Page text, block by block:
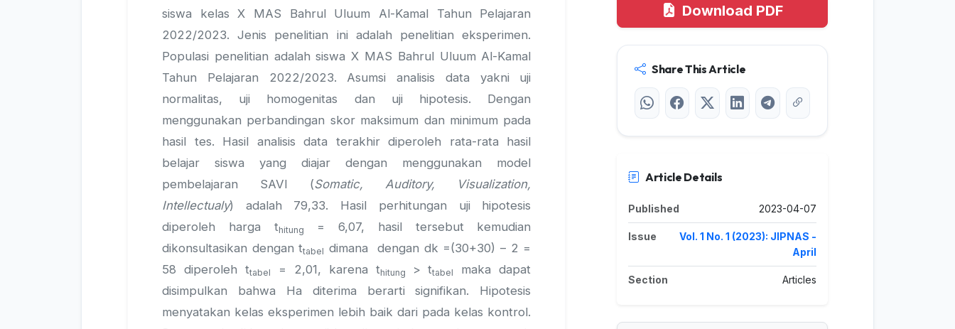
siswa kelas X MAS Bahrul Uluum Al-Kamal Tahun Pelajaran
2022/2023. Jenis penelitian ini adalah penelitian eksperimen.
Populasi penelitian adalah siswa X MAS Bahrul Uluum Al-Kamal
Tahun Pelajaran 2022/2023. Asumsi analisis data yakni uji
normalitas, uji homogenitas dan uji hipotesis. Dengan
menggunakan perbandingan skor maksimum dan minimum pada
hasil tes. Hasil analisis data terakhir diperoleh rata-rata hasil
belajar siswa yang diajar dengan menggunakan model
pembelajaran SAVI (Somatic, Auditory, Visualization,
Intellectualy) adalah 79,33. Hasil perhitungan uji hipotesis
diperoleh harga thitung
= 6,07, hasil tersebut kemudian
dikonsultasikan dengan ttabel dimana dengan dk =(30+30) – 2 =
58 diperoleh ttabel = 2,01, karena thitung > ttabel
maka dapat
disimpulkan bahwa Ha diterima berarti signifikan. Hipotesis
menyatakan kelas eksperimen lebih baik dari pada kelas kontrol.
Download PDF
Share This Article
Article Details
Published 2023-04-07
Issue
Vol. 1 No. 1 (2023): JIPNAS -
April
Section Articles